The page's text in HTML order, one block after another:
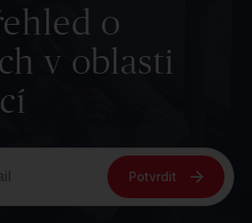
o
v oblasti
Potvrdit